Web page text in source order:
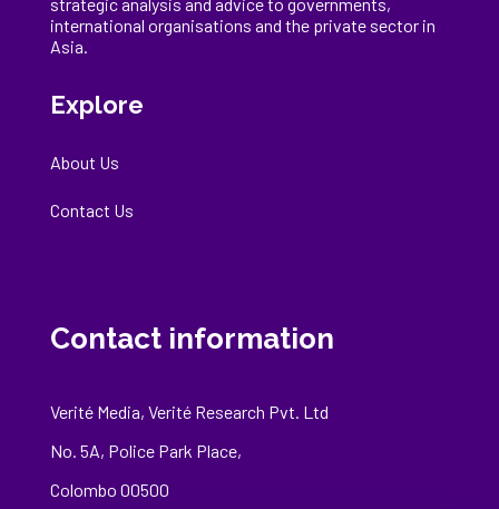
international organisations and the private sector in
Asia.
Explore
About Us
Contact Us
Contact information
Verité Media, Verité Research Pvt. Ltd
No. 5A, Police Park Place,
Colombo 00500